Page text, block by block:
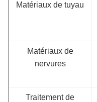
Matériaux de tuyau
Matériaux de
nervures
Traitement de